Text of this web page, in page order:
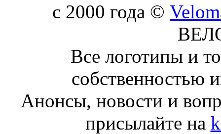
c 2000 года ©
Все логотипы и
собственностью
Анонсы, новости и
присылайте на